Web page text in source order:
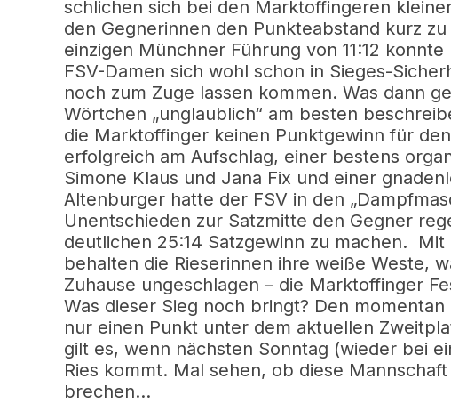
schlichen sich bei den Marktoffingeren
den Gegnerinnen den Punkteabstand kurz
einzigen Münchner Führung von 11:12
FSV-Damen sich wohl schon in Sieges-
noch zum Zuge lassen kommen. Was dann
Wörtchen „unglaublich“ am besten
die Marktoffinger keinen Punktgewinn für
erfolgreich am Aufschlag, einer bestens
Simone Klaus und Jana Fix und einer
Altenburger hatte der FSV in den
Unentschieden zur Satzmitte den Gegner
deutlichen 25:14 Satzgewinn zu machen.
behalten die Rieserinnen ihre weiße Weste,
Zuhause ungeschlagen – die Marktoffinger
Was dieser Sieg noch bringt? Den
nur einen Punkt unter dem aktuellen
gilt es, wenn nächsten Sonntag (wieder bei
Ries kommt. Mal sehen, ob diese
brechen…